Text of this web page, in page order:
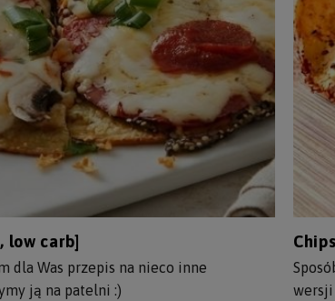
low carb]
dla Was przepis na nieco inne
ją na patelni :)
wersji